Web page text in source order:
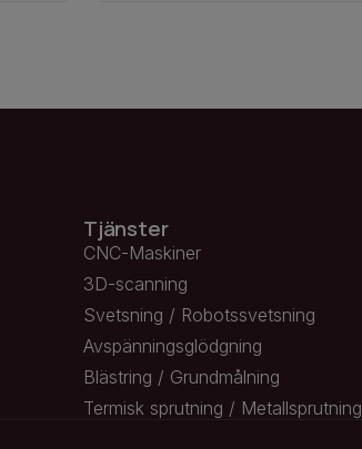
Tjänster
CNC-Maskiner
3D-scanning
Svetsning / Robotssvetsning
Avspännings­­glödgning
Blästring / Grundmålning
Termisk sprutning / Metall­sprutning